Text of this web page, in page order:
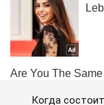
Когда